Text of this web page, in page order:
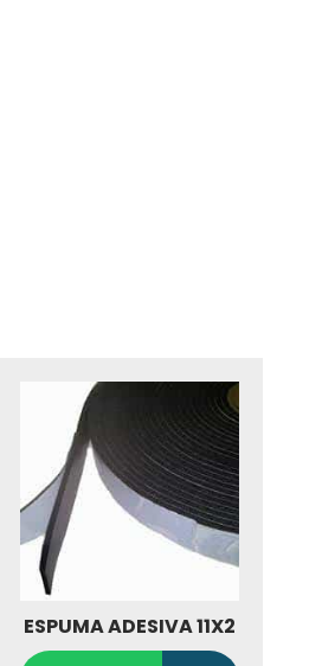
ESPUMA ADESIVA 11X2